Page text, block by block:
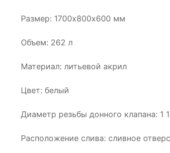
Размер: 1700х800х600 мм
Объем: 262 л
Материал: литьевой акрил
Цвет: белый
Диаметр резьбы донного клапана: 1
Расположение слива: сливное